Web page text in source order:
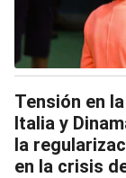
Tensión en
Italia y
la
en la crisis